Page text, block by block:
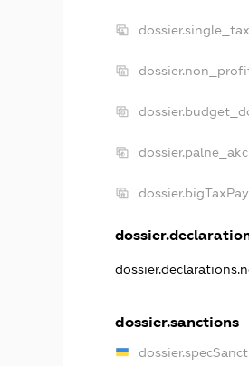
dossier.sanctions